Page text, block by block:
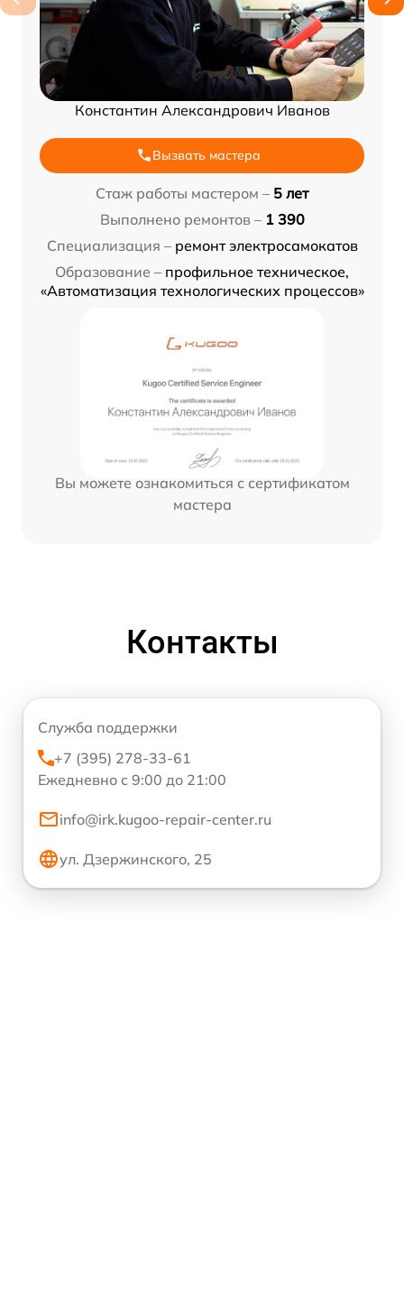
Константин Александрович Иванов
Вызвать мастера
Стаж работы мастером – 5 лет
Выполнено ремонтов – 1 390
Специализация – ремонт электросамокатов
Образование – профильное техническое,
«Автоматизация технологических процессов»
Вы можете ознакомиться с сертификатом
мастера
Контакты
Служба поддержки
+7 (395) 278-33-61
Ежедневно с 9:00 до 21:00
info@irk.kugoo-repair-center.ru
ул. Дзержинского, 25